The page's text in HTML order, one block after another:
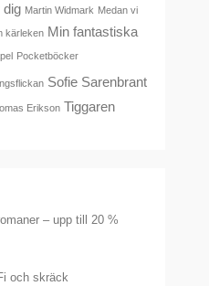
dig Martin Widmark Medan vi
kärleken Min fantastiska
Pocketböcker
Sofie Sarenbrant
Erikson Tiggaren
– upp till 20 %
och skräck